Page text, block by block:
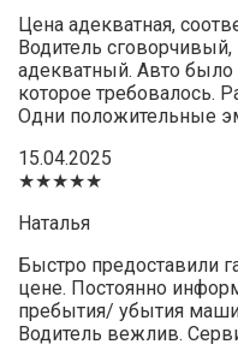
Цена адекватная,
Водитель
адекватный. Авто было
которое требовалось.
Одни положительные
15.04.2025
★★★★★
Наталья
Быстро предоставили
цене. Постоянно
пребытия/ убытия
Водитель вежлив.